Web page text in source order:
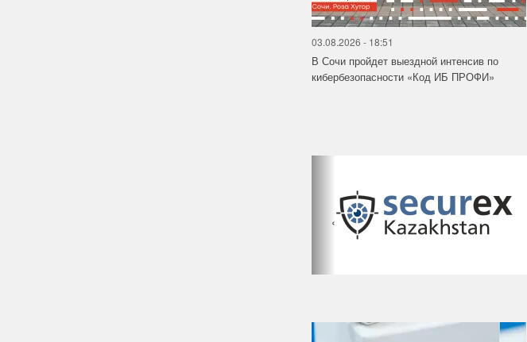
03.08.2026 - 18:51
В Сочи пройдет выездной интенсив по
кибербезопасности «Код ИБ ПРОФИ»
‹